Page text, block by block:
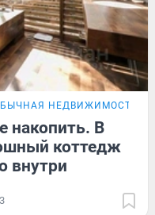
НЕДВИЖИМОСТЬ
накопить. В
коттедж
внутри